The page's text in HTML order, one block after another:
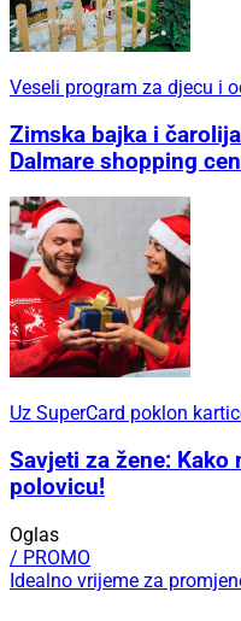
Veseli program za djecu i
Zimska bajka i
Dalmare shopping
Uz SuperCard poklon
Savjeti za žene:
polovicu!
Oglas
/ PROMO
Idealno vrijeme za